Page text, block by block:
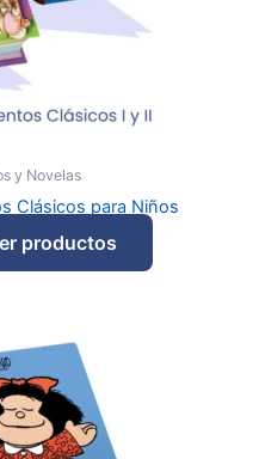
y Novelas
Clásicos para Niños
productos